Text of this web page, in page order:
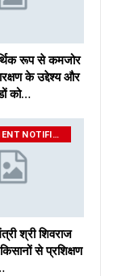
रूप से कमजोर
के उद्देश्य और
को…
GOVERNMENT NOTIFICATIONS
श्री शिवराज
से प्रशिक्षण